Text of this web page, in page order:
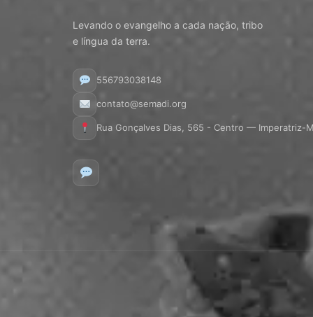
Levando o evangelho a cada nação, tribo
e língua da terra.
556793038148
contato@semadi.org
Rua Gonçalves Dias, 565 - Centro — Imperatriz-